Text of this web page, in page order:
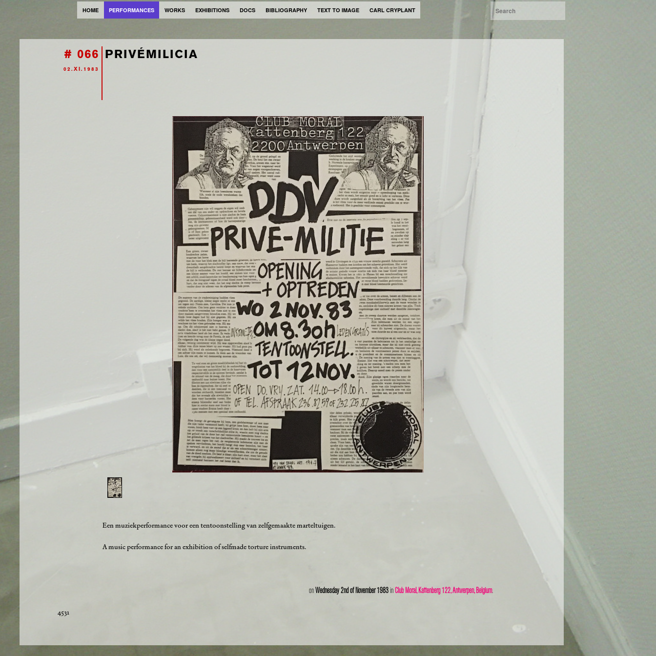
HOME PERFORMANCES WORKS EXHIBITIONS DOCS BIBLIOGRAPHY TEXT TO IMAGE CARL CRYPLANT
# 066
02.XI.1983
PRIVÉMILICIA
Een muziekperformance voor een tentoonstelling van zelfgemaakte marteltuigen.
A music performance for an exhibition of selfmade torture instruments.
onWednesday 2nd of November 1983inClub Moral, Kattenberg 122, Antwerpen, Belgium.
4531